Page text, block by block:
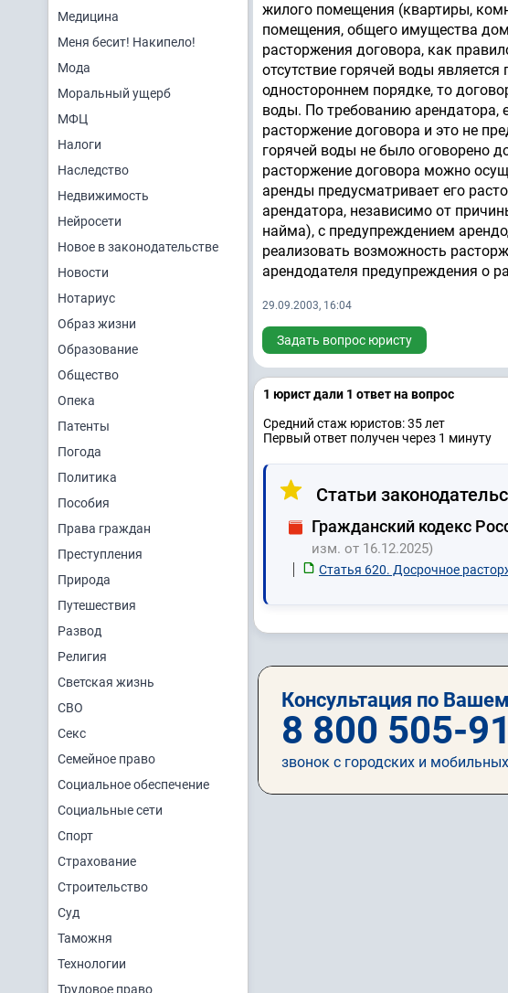
Медицина
Меня бесит! Накипело!
Мода
Моральный ущерб
МФЦ
Налоги
Наследство
Недвижимость
Нейросети
Новое в законодательстве
Новости
Нотариус
Образ жизни
Образование
Общество
Опека
Патенты
Погода
Политика
Пособия
Права граждан
Преступления
Природа
Путешествия
Развод
Религия
Светская жизнь
СВО
Секс
Семейное право
Социальное обеспечение
Социальные сети
Спорт
Страхование
Строительство
Суд
Таможня
Технологии
Трудовое право
жилого помещения (квартиры,
помещения, общего имущества
расторжения договора, как
отсутствие горячей воды
одностороннем порядке, то
воды. По требованию арендатора,
расторжение договора и это не
горячей воды не было оговорено
расторжение договора можно
аренды предусматривает его
арендатора, независимо от
найма), с предупреждением
реализовать возможность
арендодателя предупреждения о
29.09.2003, 16:04
Задать вопрос юристу
1 юрист дали 1 ответ на вопрос
Средний стаж юристов: 35 лет
Первый ответ получен через 1 минуту
Статьи
Гражданский кодекс
изм. от 16.12.2025)
Статья 620. Досрочное
Консультация по
8 800 505-
звонок с городских и